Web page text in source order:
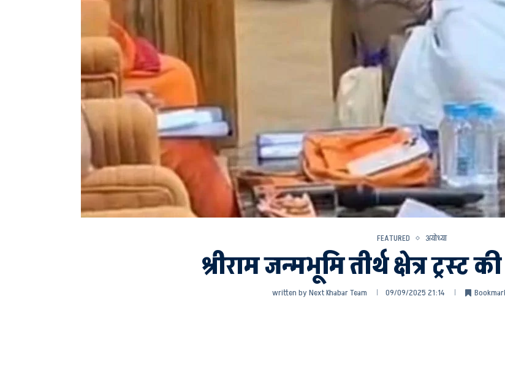
FEATURED अयोध्या
श्रीराम जन्मभूमि तीर्थ क्षेत्र ट्रस्ट
written byNext Khabar Team 09/09/2025 21:14